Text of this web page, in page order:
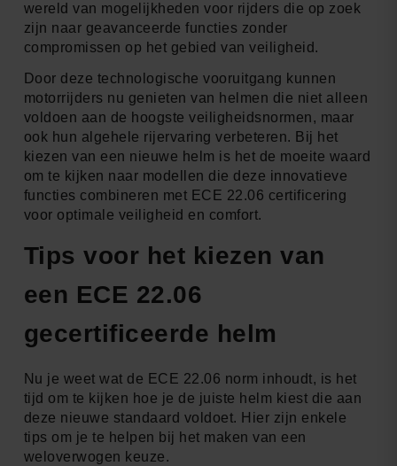
wereld van mogelijkheden voor rijders die op zoek
zijn naar geavanceerde functies zonder
compromissen op het gebied van veiligheid.
Door deze technologische vooruitgang kunnen
motorrijders nu genieten van helmen die niet alleen
voldoen aan de hoogste veiligheidsnormen, maar
ook hun algehele rijervaring verbeteren. Bij het
kiezen van een nieuwe helm is het de moeite waard
om te kijken naar modellen die deze innovatieve
functies combineren met ECE 22.06 certificering
voor optimale veiligheid en comfort.
Tips voor het kiezen van
een ECE 22.06
gecertificeerde helm
Nu je weet wat de ECE 22.06 norm inhoudt, is het
tijd om te kijken hoe je de juiste helm kiest die aan
deze nieuwe standaard voldoet. Hier zijn enkele
tips om je te helpen bij het maken van een
weloverwogen keuze.